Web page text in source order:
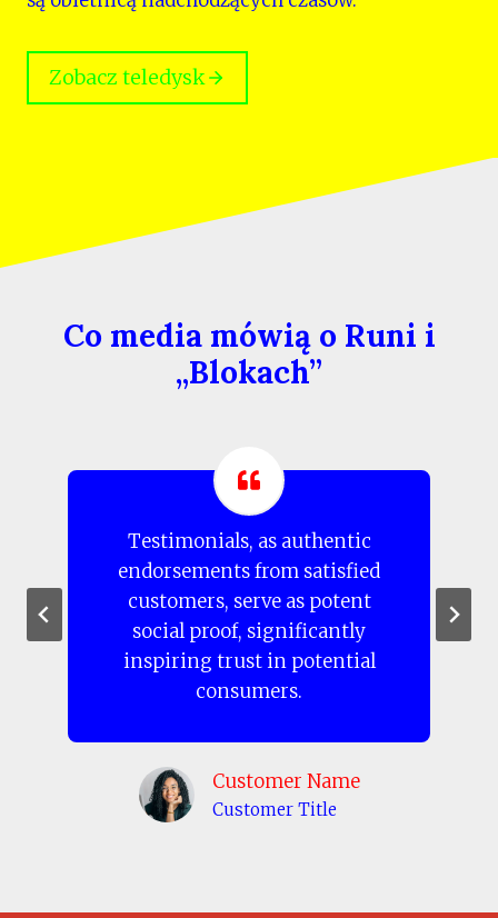
Zobacz teledysk
Co media mówią o Runi i
„Blokach”
Testimonials, as authentic
endorsements from satisfied
customers, serve as potent
social proof, significantly
inspiring trust in potential
consumers.
Customer Name
Customer Title